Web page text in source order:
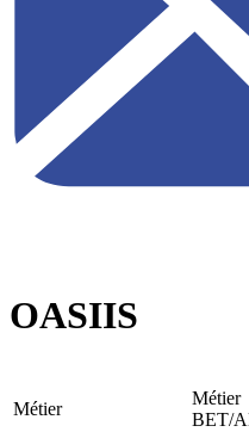
OASIIS
Métier
Métier
BET/